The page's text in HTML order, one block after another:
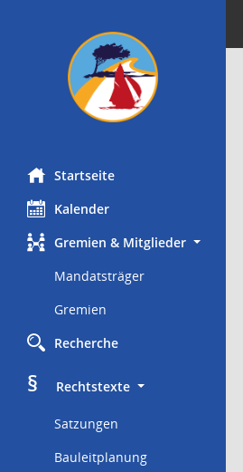
Startseite
Kalender
Gremien & Mitglieder
Mandatsträger
Gremien
Recherche
§
     Rechtstexte
Satzungen
Bauleitplanung